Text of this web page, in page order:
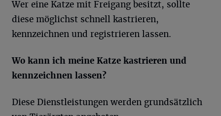
Wer eine Katze mit Freigang besitzt, sollte
diese möglichst schnell kastrieren,
kennzeichnen und registrieren lassen.
Wo kann ich meine Katze kastrieren und
kennzeichnen lassen?
Diese Dienstleistungen werden grundsätzlich